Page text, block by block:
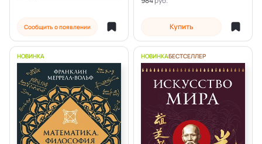
Сообщить о появлении Купить
НОВИНКА НОВИНКАБЕСТСЕЛЛЕР